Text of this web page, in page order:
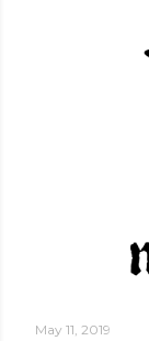
May 11, 2019